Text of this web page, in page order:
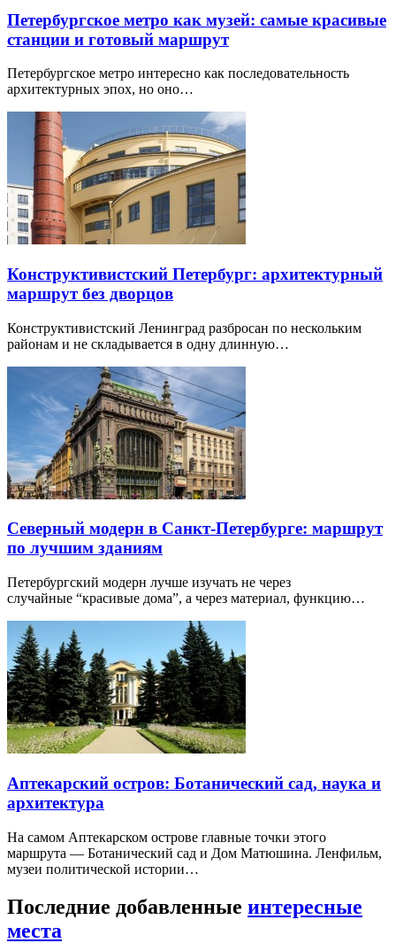
Петербургское метро как музей: самые красивые
станции и готовый маршрут
Петербургское метро интересно как последовательность
архитектурных эпох, но оно…
Конструктивистский Петербург: архитектурный
маршрут без дворцов
Конструктивистский Ленинград разбросан по нескольким
районам и не складывается в одну длинную…
Северный модерн в Санкт-Петербурге: маршрут
по лучшим зданиям
Петербургский модерн лучше изучать не через
случайные “красивые дома”, а через материал, функцию…
Аптекарский остров: Ботанический сад, наука и
архитектура
На самом Аптекарском острове главные точки этого
маршрута — Ботанический сад и Дом Матюшина. Ленфильм,
музеи политической истории…
Последние добавленные интересные
места